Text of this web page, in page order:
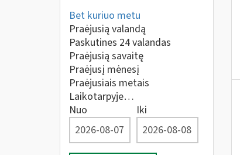
Bet kuriuo metu
Praėjusią valandą
Paskutines 24 valandas
Praėjusią savaitę
Praėjusį mėnesį
Praėjusiais metais
Laikotarpyje…
Nuo
Iki